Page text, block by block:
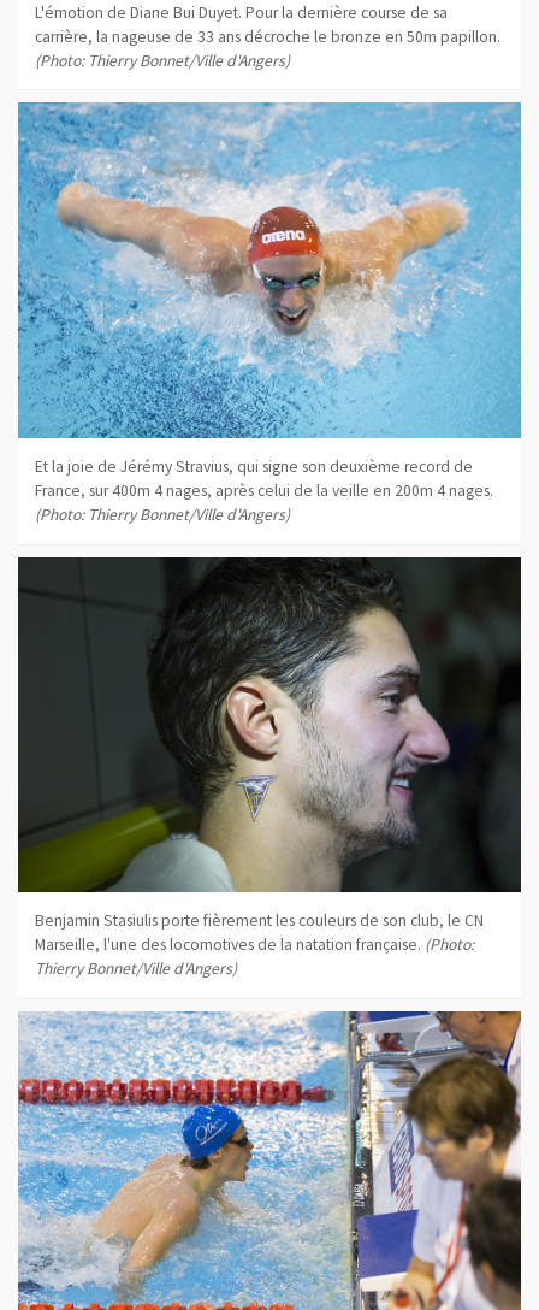
L'émotion de Diane Bui Duyet. Pour la dernière course de sa
carrière, la nageuse de 33 ans décroche le bronze en 50m papillon.
(Photo: Thierry Bonnet/Ville d'Angers)
Et la joie de Jérémy Stravius, qui signe son deuxième record de
France, sur 400m 4 nages, après celui de la veille en 200m 4 nages.
(Photo: Thierry Bonnet/Ville d'Angers)
Benjamin Stasiulis porte fièrement les couleurs de son club, le CN
Marseille, l'une des locomotives de la natation française. (Photo:
Thierry Bonnet/Ville d'Angers)